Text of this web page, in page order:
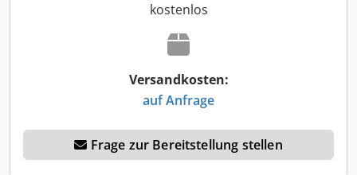
kostenlos
Versandkosten:
auf Anfrage
Frage zur Bereitstellung stellen